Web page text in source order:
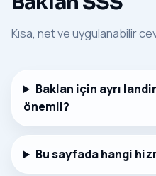
Kısa, net ve uygulanabilir
Baklan için ayrı
önemli?
Bu sayfada hangi